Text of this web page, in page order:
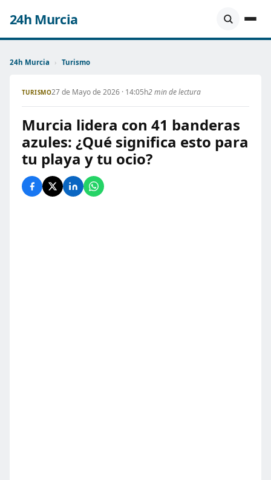
24h Murcia
24h Murcia › Turismo
TURISMO27 de Mayo de 2026 · 14:05h2 min de lectura
Murcia lidera con 41 banderas
azules: ¿Qué significa esto para
tu playa y tu ocio?